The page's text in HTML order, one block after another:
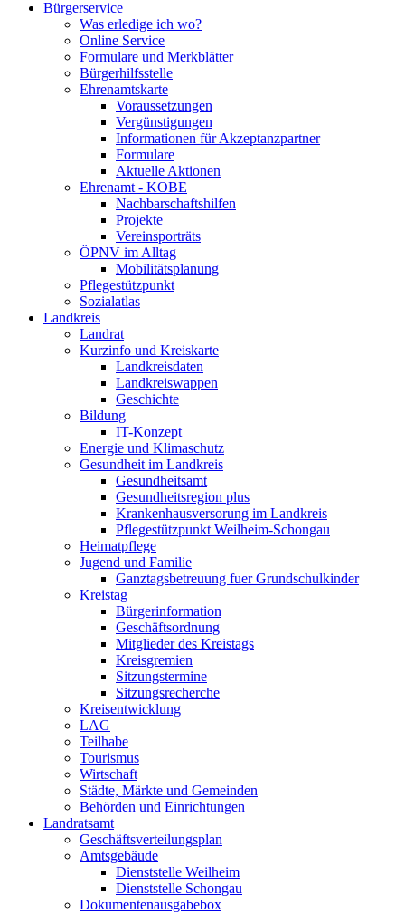
Bürgerservice
Was erledige ich wo?
Online Service
Formulare und Merkblätter
Bürgerhilfsstelle
Ehrenamtskarte
Voraussetzungen
Vergünstigungen
Informationen für Akzeptanzpartner
Formulare
Aktuelle Aktionen
Ehrenamt - KOBE
Nachbarschaftshilfen
Projekte
Vereinsporträts
ÖPNV im Alltag
Mobilitätsplanung
Pflegestützpunkt
Sozialatlas
Landkreis
Landrat
Kurzinfo und Kreiskarte
Landkreisdaten
Landkreiswappen
Geschichte
Bildung
IT-Konzept
Energie und Klimaschutz
Gesundheit im Landkreis
Gesundheitsamt
Gesundheitsregion plus
Krankenhausversorung im Landkreis
Pflegestützpunkt Weilheim-Schongau
Heimatpflege
Jugend und Familie
Ganztagsbetreuung fuer Grundschulkinder
Kreistag
Bürgerinformation
Geschäftsordnung
Mitglieder des Kreistags
Kreisgremien
Sitzungstermine
Sitzungsrecherche
Kreisentwicklung
LAG
Teilhabe
Tourismus
Wirtschaft
Städte, Märkte und Gemeinden
Behörden und Einrichtungen
Landratsamt
Geschäftsverteilungsplan
Amtsgebäude
Dienststelle Weilheim
Dienststelle Schongau
Dokumentenausgabebox